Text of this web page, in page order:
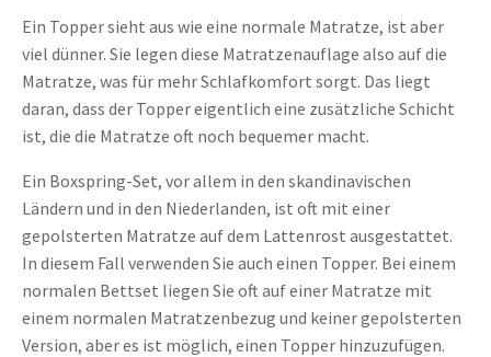
Ein Topper sieht aus wie eine normale Matratze, ist aber
viel dünner. Sie legen diese Matratzenauflage also auf die
Matratze, was für mehr Schlafkomfort sorgt. Das liegt
daran, dass der Topper eigentlich eine zusätzliche Schicht
ist, die die Matratze oft noch bequemer macht.
Ein Boxspring-Set, vor allem in den skandinavischen
Ländern und in den Niederlanden, ist oft mit einer
gepolsterten Matratze auf dem Lattenrost ausgestattet.
In diesem Fall verwenden Sie auch einen Topper. Bei einem
normalen Bettset liegen Sie oft auf einer Matratze mit
einem normalen Matratzenbezug und keiner gepolsterten
Version, aber es ist möglich, einen Topper hinzuzufügen.